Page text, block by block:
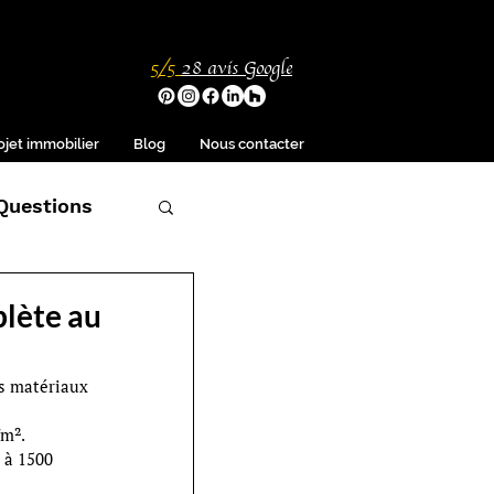
5/528avis Google
immobilier Blog Nous contacter
au
matériaux
1500